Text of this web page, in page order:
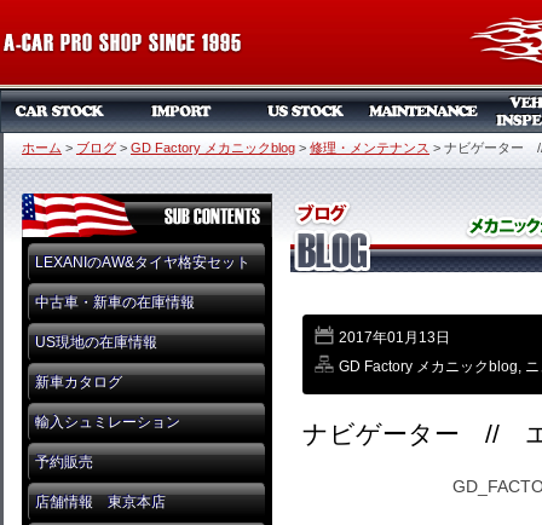
ホーム > ブログ > GD Factory メカニックblog > 修理・メンテナンス > ナビゲーター
LEXANIのAW&タイヤ格安セット
中古車・新車の在庫情報
US現地の在庫情報
新車カタログ
輸入シュミレーション
予約販売
店舗情報 東京本店
2017年01月13日
GD Factory メカニックblog,
ナビゲーター //